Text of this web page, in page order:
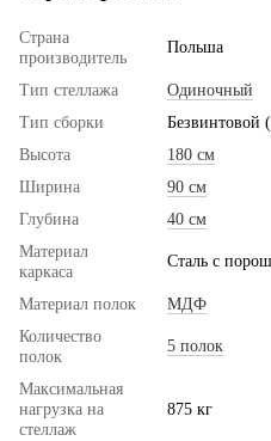
Страна
производитель
Польша
Тип стеллажа
Одиночный
Тип сборки
Безвинтовой
Высота
180 см
Ширина
90 см
Глубина
40 см
Материал
каркаса
Сталь с
Материал полок
МДФ
Количество
полок
5 полок
Максимальная
нагрузка на
стеллаж
875 кг